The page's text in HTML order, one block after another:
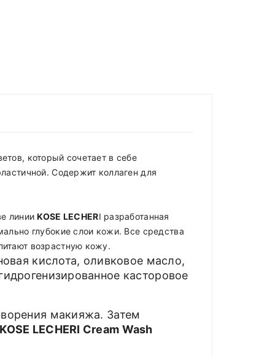
который сочетает в себе
Содержит коллаген для
линии KOSE LECHERI разработанная
глубокие слои кожи. Все средства
возрастную кожу.
кислота, оливковое масло,
касторовое
макияжа. Затем
KOSE LECHERI Cream Wash